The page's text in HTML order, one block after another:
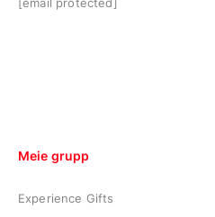
Meie grupp
Experience Gifts